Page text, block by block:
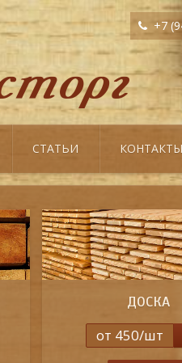
+7
СТАТЬИ КОНТАКТЫ
ДОСКА
от 450/шт